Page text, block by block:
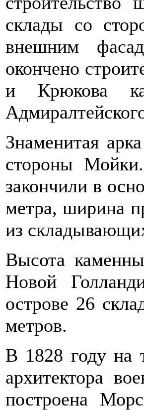
склады со
внешним
окончено
и Крюкова
Знаменитая
стороны
закончили в
метра, ширина
из
Высота
Новой
острове 26
метров.
В 1828 году на
архитектора
построена